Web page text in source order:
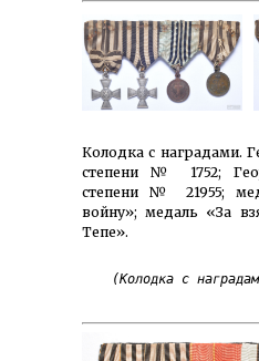
Колодка с наградами.
степени № 1752;
степени № 21955;
войну»; медаль «За
Тепе».
(Колодка с